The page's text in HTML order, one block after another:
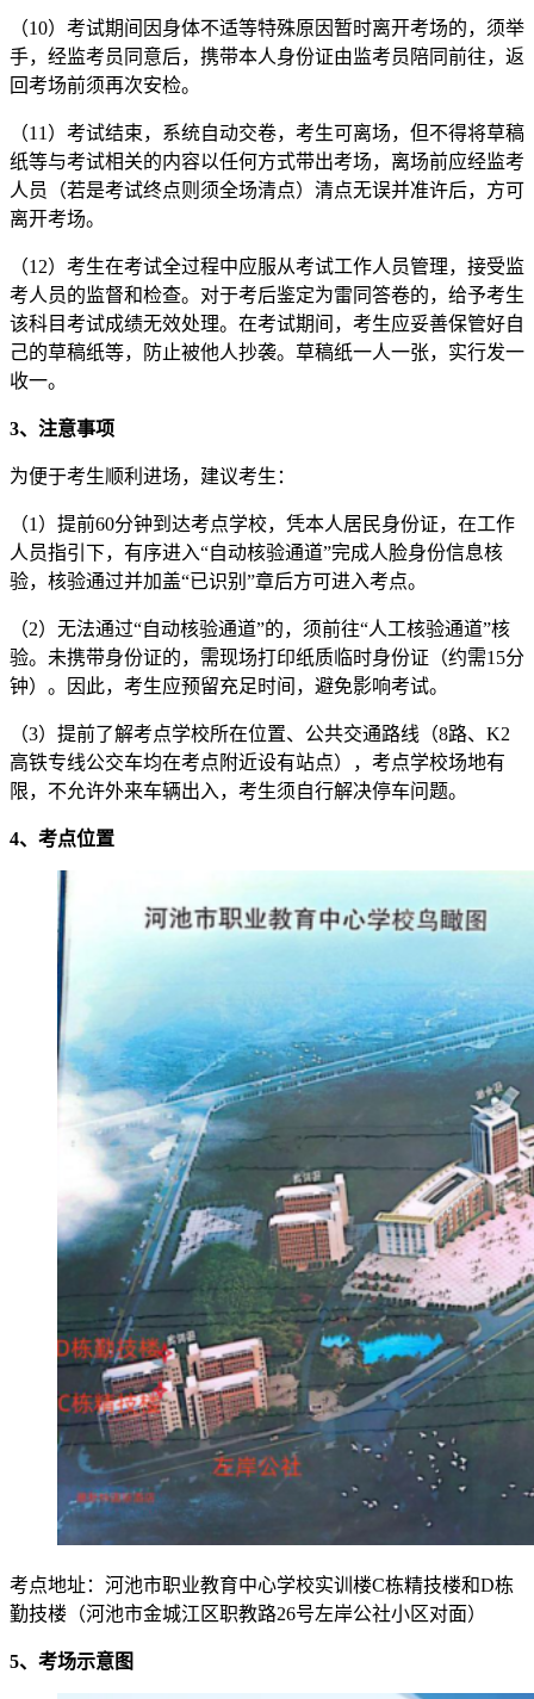
（10）考试期间因身体不适等特殊原因暂时离开考场的，须举
手，经监考员同意后，携带本人身份证由监考员陪同前往，返
回考场前须再次安检。
（11）考试结束，系统自动交卷，考生可离场，但不得将草稿
纸等与考试相关的内容以任何方式带出考场，离场前应经监考
人员（若是考试终点则须全场清点）清点无误并准许后，方可
离开考场。
（12）考生在考试全过程中应服从考试工作人员管理，接受监
考人员的监督和检查。对于考后鉴定为雷同答卷的，给予考生
该科目考试成绩无效处理。在考试期间，考生应妥善保管好自
己的草稿纸等，防止被他人抄袭。草稿纸一人一张，实行发一
收一。
3、注意事项
为便于考生顺利进场，建议考生：
（1）提前60分钟到达考点学校，凭本人居民身份证，在工作
人员指引下，有序进入“自动核验通道”完成人脸身份信息核
验，核验通过并加盖“已识别”章后方可进入考点。
（2）无法通过“自动核验通道”的，须前往“人工核验通道”核
验。未携带身份证的，需现场打印纸质临时身份证（约需15分
钟）。因此，考生应预留充足时间，避免影响考试。
（3）提前了解考点学校所在位置、公共交通路线（8路、K2
高铁专线公交车均在考点附近设有站点），考点学校场地有
限，不允许外来车辆出入，考生须自行解决停车问题。
4、考点位置
考点地址：河池市职业教育中心学校实训楼C栋精技楼和D栋
勤技楼（河池市金城江区职教路26号左岸公社小区对面）
5、考场示意图